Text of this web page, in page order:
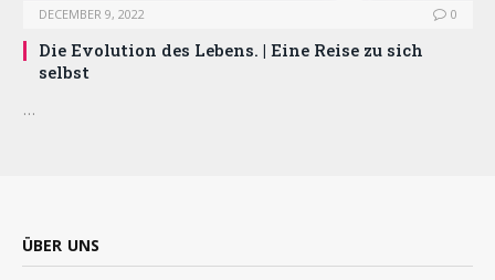
DECEMBER 9, 2022 0
Die Evolution des Lebens. | Eine Reise zu sich
selbst
…
ÜBER UNS